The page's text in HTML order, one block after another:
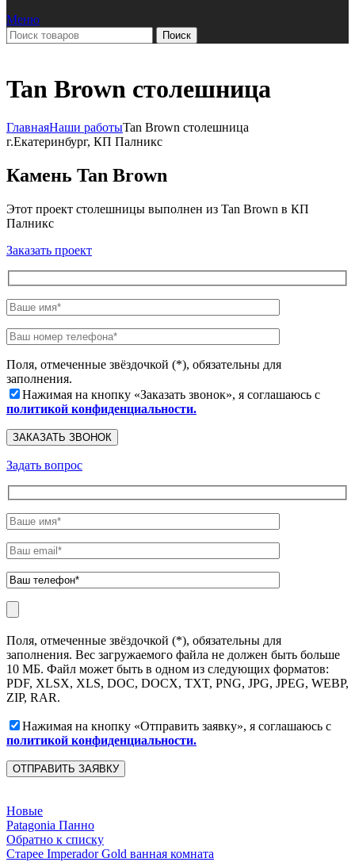
Меню
Поиск
Tan Brown столешница
ГлавнаяНаши работыTan Brown столешница
г.Екатеринбург, КП Палникс
Камень Tan Brown
Этот проект столешницы выполнен из Tan Brown в КП
Палникс
Заказать проект
Поля, отмеченные звёздочкой (*), обязательны для
заполнения.
Нажимая на кнопку «Заказать звонок», я соглашаюсь с
политикой конфиденциальности.
Задать вопрос
Поля, отмеченные звёздочкой (*), обязательны для
заполнения. Вес загружаемого файла не должен быть больше
10 МБ. Файл может быть в одном из следующих форматов:
PDF, XLSX, XLS, DOC, DOCX, TXT, PNG, JPG, JPEG, WEBP,
ZIP, RAR.
Нажимая на кнопку «Отправить заявку», я соглашаюсь с
политикой конфиденциальности.
Новые
Patagonia Панно
Обратно к списку
Старее Imperador Gold ванная комната